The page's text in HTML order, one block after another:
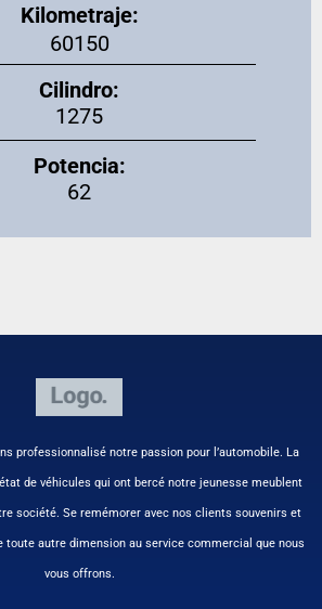
Kilometraje:
60150
Cilindro:
1275
Potencia:
62
professionnalisé notre passion pour l’automobile. La
de véhicules qui ont bercé notre jeunesse meublent
société. Se remémorer avec nos clients souvenirs et
toute autre dimension au service commercial que nous
vous offrons.